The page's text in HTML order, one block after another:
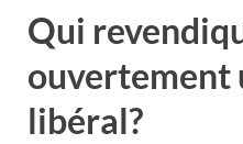
Qui
ouvertement
libéral?